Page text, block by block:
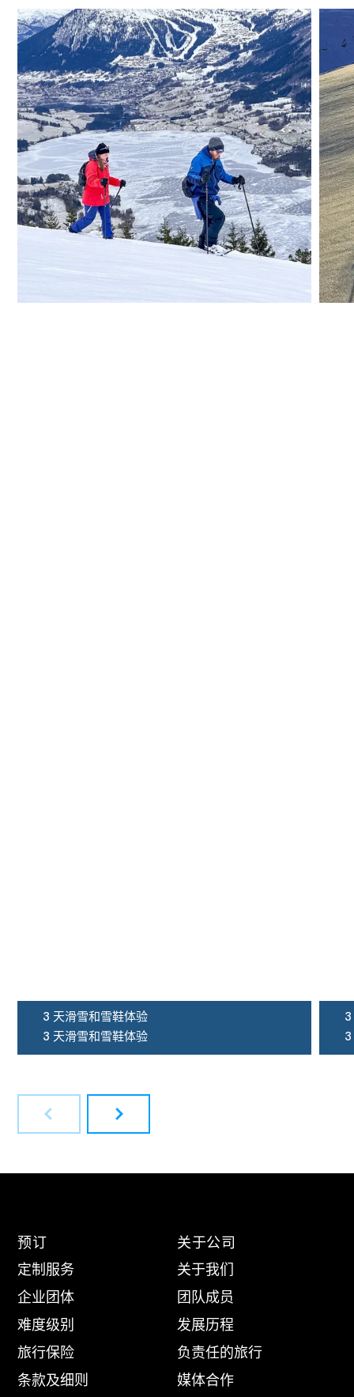
3 天滑雪和雪鞋体验
3 天滑雪和雪鞋体验
"挪威峡湾中心的滑雪避暑胜地
预订
定制服务
企业团体
难度级别
旅行保险
条款及细则
关于公司
关于我们
团队成员
发展历程
负责任的旅行
媒体合作